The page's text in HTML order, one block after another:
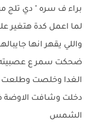
براء ف سره " دي تلج
لما اعمل كدة هتغير
واللي يقهر انها
ضحكت سمر ع
الغدا وخلصت وطلعت
دخلت وشافت الاوضة
الشمس